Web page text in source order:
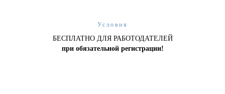
Условия
БЕСПЛАТНО ДЛЯ РАБОТОДАТЕЛЕЙ
при обязательной регистрации!